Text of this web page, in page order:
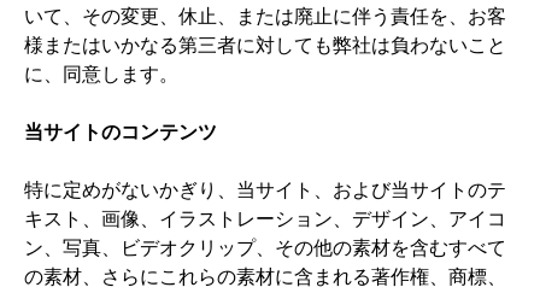
いて、その変更、休止、または廃止に伴う責任を、お客
様またはいかなる第三者に対しても弊社は負わないこと
に、同意します。
当サイトのコンテンツ
特に定めがないかぎり、当サイト、および当サイトのテ
キスト、画像、イラストレーション、デザイン、アイコ
ン、写真、ビデオクリップ、その他の素材を含むすべて
の素材、さらにこれらの素材に含まれる著作権、商標、